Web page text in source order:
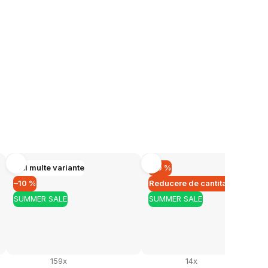
SUMMER SALE
–10 %
Mai multe variante
159x
Reducere de cantitate
SUMMER SALE
–10 %
14x
lei
cu
prelucrarea